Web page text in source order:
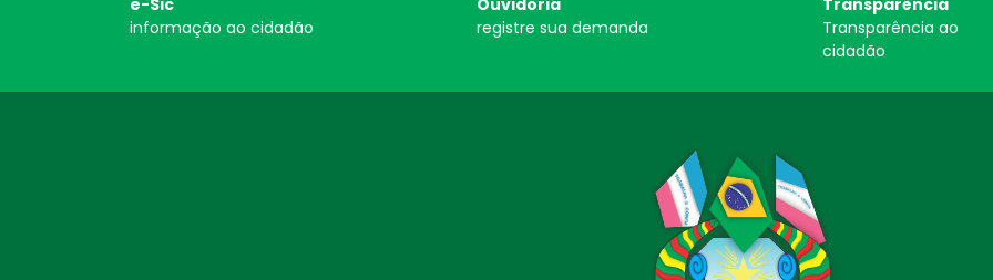
informação ao cidadão
registre sua demanda
Transparência ao
cidadão